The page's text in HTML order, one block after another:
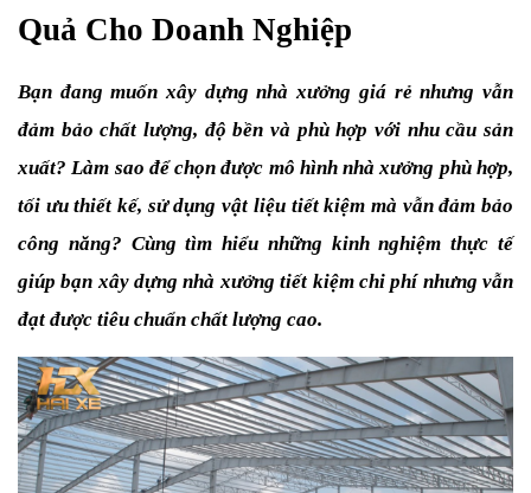
Quả Cho Doanh Nghiệp
Bạn đang muốn xây dựng nhà xưởng giá rẻ nhưng vẫn
đảm bảo chất lượng, độ bền và phù hợp với nhu cầu sản
xuất? Làm sao để chọn được mô hình nhà xưởng phù hợp,
tối ưu thiết kế, sử dụng vật liệu tiết kiệm mà vẫn đảm bảo
công năng? Cùng tìm hiểu những kinh nghiệm thực tế
giúp bạn xây dựng nhà xưởng tiết kiệm chi phí nhưng vẫn
đạt được tiêu chuẩn chất lượng cao.